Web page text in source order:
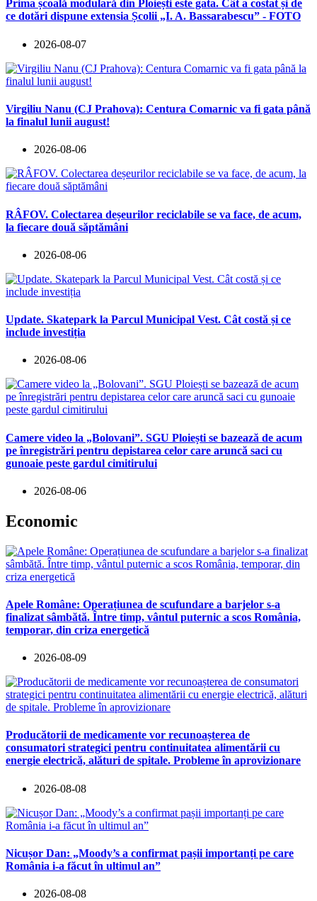
Prima școală modulară din Ploiești este gata. Cât a costat și de
ce dotări dispune extensia Școlii „I. A. Bassarabescu” - FOTO
2026-08-07
Virgiliu Nanu (CJ Prahova): Centura Comarnic va fi gata până
la finalul lunii august!
2026-08-06
RÂFOV. Colectarea deșeurilor reciclabile se va face, de acum,
la fiecare două săptămâni
2026-08-06
Update. Skatepark la Parcul Municipal Vest. Cât costă și ce
include investiția
2026-08-06
Camere video la „Bolovani”. SGU Ploiești se bazează de acum
pe înregistrări pentru depistarea celor care aruncă saci cu
gunoaie peste gardul cimitirului
2026-08-06
Economic
Apele Române: Operațiunea de scufundare a barjelor s-a
finalizat sâmbătă. Între timp, vântul puternic a scos România,
temporar, din criza energetică
2026-08-09
Producătorii de medicamente vor recunoașterea de
consumatori strategici pentru continuitatea alimentării cu
energie electrică, alături de spitale. Probleme în aprovizionare
2026-08-08
Nicușor Dan: „Moody’s a confirmat pașii importanți pe care
România i-a făcut în ultimul an”
2026-08-08